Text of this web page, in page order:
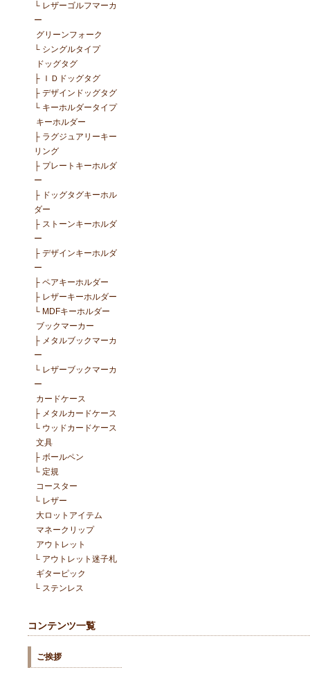
└ レザーゴルフマーカ
ー
グリーンフォーク
└ シングルタイプ
ドッグタグ
├ ＩＤドッグタグ
├ デザインドッグタグ
└ キーホルダータイプ
キーホルダー
├ ラグジュアリーキー
リング
├ プレートキーホルダ
ー
├ ドッグタグキーホル
ダー
├ ストーンキーホルダ
ー
├ デザインキーホルダ
ー
├ ペアキーホルダー
├ レザーキーホルダー
└ MDFキーホルダー
ブックマーカー
├ メタルブックマーカ
ー
└ レザーブックマーカ
ー
カードケース
├ メタルカードケース
└ ウッドカードケース
文具
├ ボールペン
└ 定規
コースター
└ レザー
大ロットアイテム
マネークリップ
アウトレット
└ アウトレット迷子札
ギターピック
└ ステンレス
コンテンツ一覧
ご挨拶